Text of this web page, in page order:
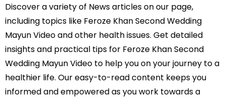
Discover a variety of News articles on our page,
including topics like Feroze Khan Second Wedding
Mayun Video and other health issues. Get detailed
insights and practical tips for Feroze Khan Second
Wedding Mayun Video to help you on your journey to a
healthier life. Our easy-to-read content keeps you
informed and empowered as you work towards a